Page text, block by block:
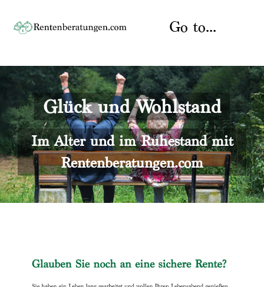
content
Go to...
Startseite
Rente
Rentenberater
Rentenversicherung
Versicherungsberatung
Über uns
Kontakt
Glück und Wohlstand
Im Alter und im Ruhestand mit
Rentenberatungen.com